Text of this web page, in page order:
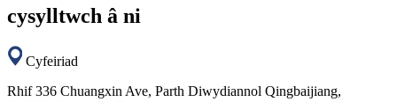
cysylltwch â ni
Cyfeiriad
Rhif 336 Chuangxin Ave, Parth Diwydiannol Qingbaijiang,